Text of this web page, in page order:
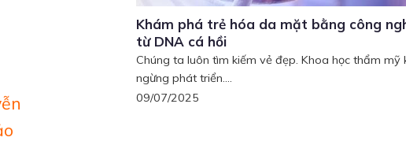
Khám phá trẻ hóa da mặt bằng công
từ DNA cá hồi
Chúng ta luôn tìm kiếm vẻ đẹp. Khoa học thẩm mỹ
ngừng phát triển....
09/07/2025